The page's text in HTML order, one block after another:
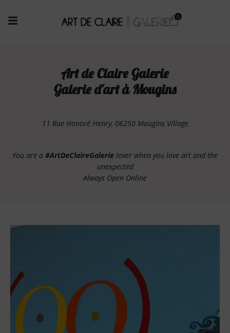
Art de Claire Galerie
Galerie d'art à Mougins
11 Rue Honoré Henry, 06250 Mougins Village
You are a #ArtDeClaireGalerie lover when you love art and the
unexpected
Always Open Online